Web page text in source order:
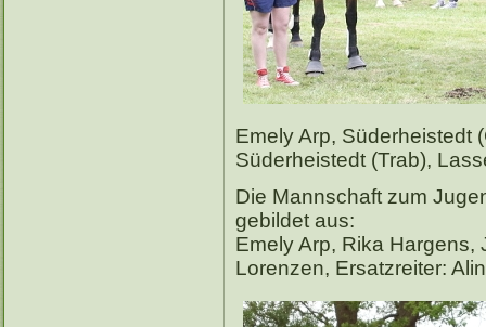
Emely Arp, Süderheistedt
Süderheistedt (Trab),
Die Mannschaft zum
gebildet aus:
Emely Arp, Rika Hargens,
Lorenzen, Ersatzreiter: